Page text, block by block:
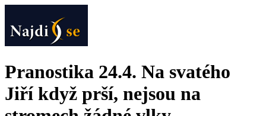
Pranostika 24.4. Na svatého
Jiří když prší, nejsou na